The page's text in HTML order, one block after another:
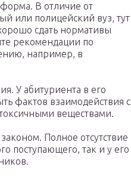
В отличие от
или полицейский вуз, тут
сдать нормативы
рекомендации по
например, в
У абитуриента в его
фактов взаимодействия с
веществами.
Полное отсутствие
поступающего, так и у его